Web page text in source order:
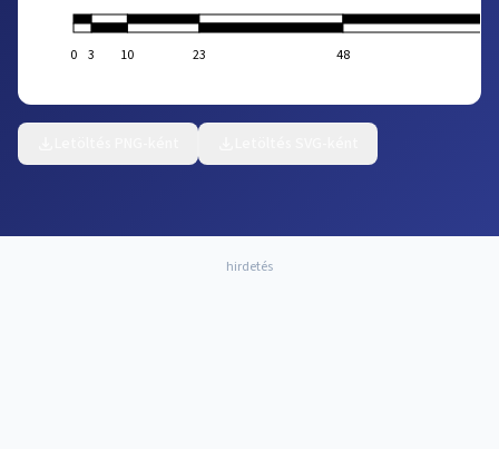
0 3 10 23 48
hirdetés